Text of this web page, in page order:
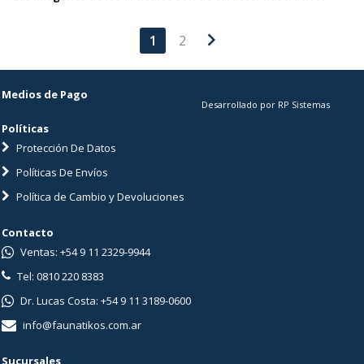
1 2 chevron_right
Medios de Pago
Políticas
Protección De Datos
Políticas De Envíos
Política de Cambio y Devoluciones
Desarrollado por RP Sistemas
Contacto
Ventas: +54 9 11 2329-9944
Tel: 0810 220 8383
Dr. Lucas Costa: +54 9 11 3189-0600
info@faunatikos.com.ar
Sucursales